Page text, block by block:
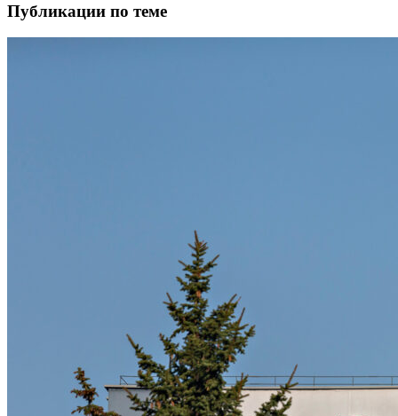
Публикации по теме